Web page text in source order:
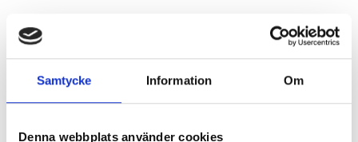
Samtycke Information Om
Denna webbplats använder cookies
SE FAKTA
Karta